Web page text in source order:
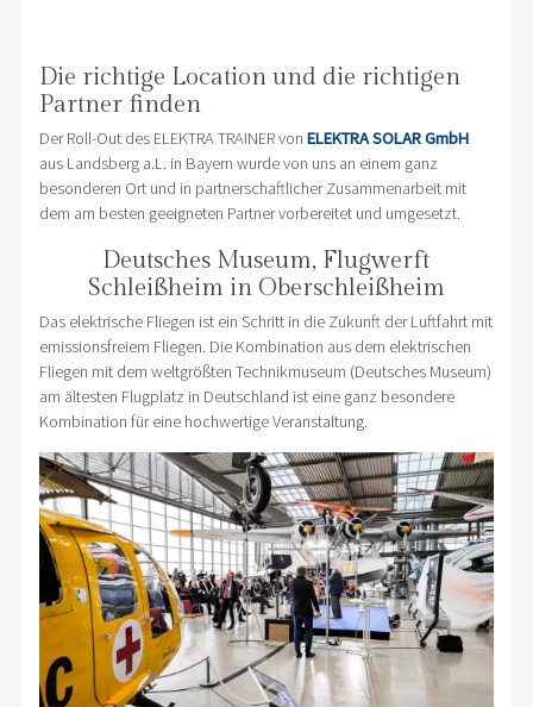
Die richtige Location und die richtigen
Partner finden
Der Roll-Out des ELEKTRA TRAINER von ELEKTRA SOLAR GmbH
aus Landsberg a.L. in Bayern wurde von uns an einem ganz
besonderen Ort und in partnerschaftlicher Zusammenarbeit mit
dem am besten geeigneten Partner vorbereitet und umgesetzt.
Deutsches Museum, Flugwerft
Schleißheim in Oberschleißheim
Das elektrische Fliegen ist ein Schritt in die Zukunft der Luftfahrt mit
emissionsfreiem Fliegen. Die Kombination aus dem elektrischen
Fliegen mit dem weltgrößten Technikmuseum (Deutsches Museum)
am ältesten Flugplatz in Deutschland ist eine ganz besondere
Kombination für eine hochwertige Veranstaltung.